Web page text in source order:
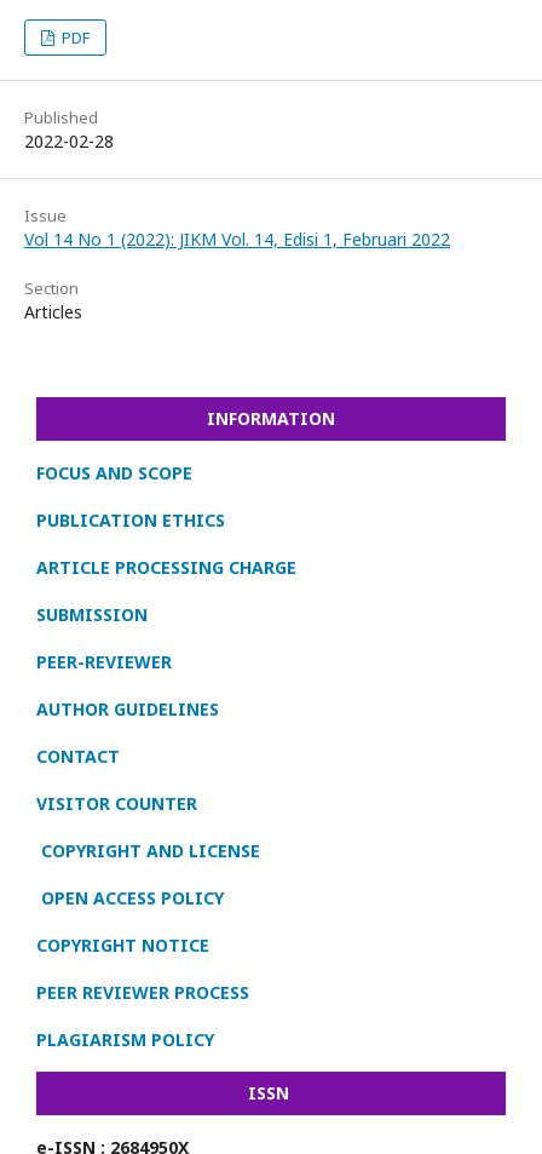
PDF
Published
2022-02-28
Issue
Vol 14 No 1 (2022): JIKM Vol. 14, Edisi 1, Februari 2022
Section
Articles
INFORMATION
FOCUS AND SCOPE
PUBLICATION ETHICS
ARTICLE PROCESSING CHARGE
SUBMISSION
PEER-REVIEWER
AUTHOR GUIDELINES
CONTACT
VISITOR COUNTER
COPYRIGHT AND LICENSE
OPEN ACCESS POLICY
COPYRIGHT NOTICE
PEER REVIEWER PROCESS
PLAGIARISM POLICY
ISSN
e-ISSN : 2684950X